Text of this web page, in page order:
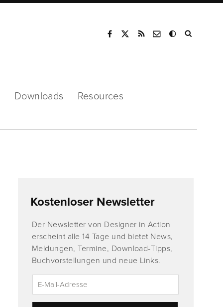
Downloads Resources
Kostenloser Newsletter
Der Newsletter von Designer in Action
erscheint alle 14 Tage und bietet News,
Meldungen, Termine, Download-Tipps,
Buchvorstellungen und neue Links.